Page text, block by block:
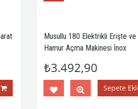
Musullu 180 Elektrikli Erişte ve
Hamur Açma Makinesi İnox
₺3.492,90
Sepete Ekle